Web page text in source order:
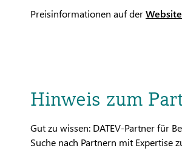
Preisinformationen auf derWebsite
Hinweis zum
Gut zu wissen: DATEV-Partner für
Suche nach Partnern mit Expertise